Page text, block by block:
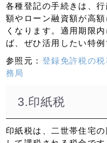
各種登記の手続きは、
額やローン融資額が高
くなります。適用期限
ば、ぜひ活用したい特例
参照元： 登録免許税の
務局
3.印紙税
印紙税は、二世帯住宅